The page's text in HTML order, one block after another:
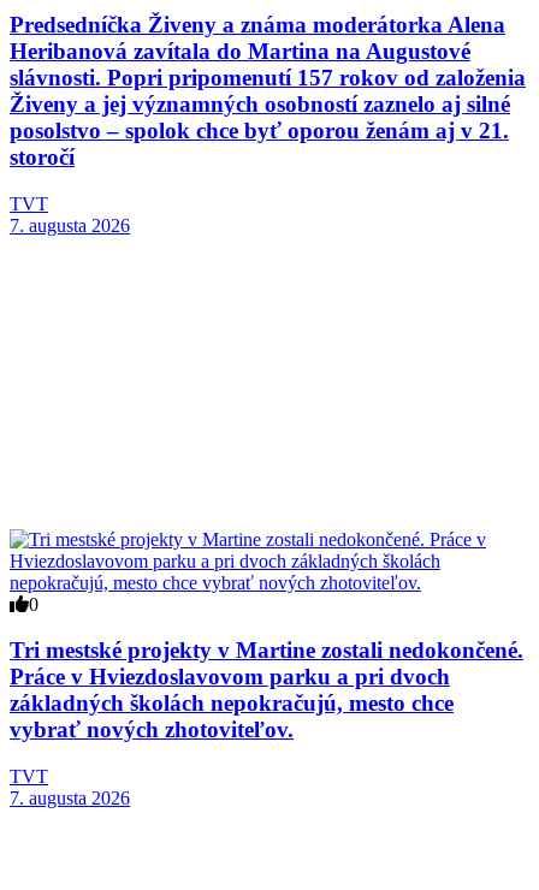
Predsedníčka Živeny a známa moderátorka Alena
Heribanová zavítala do Martina na Augustové
slávnosti. Popri pripomenutí 157 rokov od založenia
Živeny a jej významných osobností zaznelo aj silné
posolstvo – spolok chce byť oporou ženám aj v 21.
storočí
TVT
7. augusta 2026
0
Tri mestské projekty v Martine zostali nedokončené.
Práce v Hviezdoslavovom parku a pri dvoch
základných školách nepokračujú, mesto chce
vybrať nových zhotoviteľov.
TVT
7. augusta 2026